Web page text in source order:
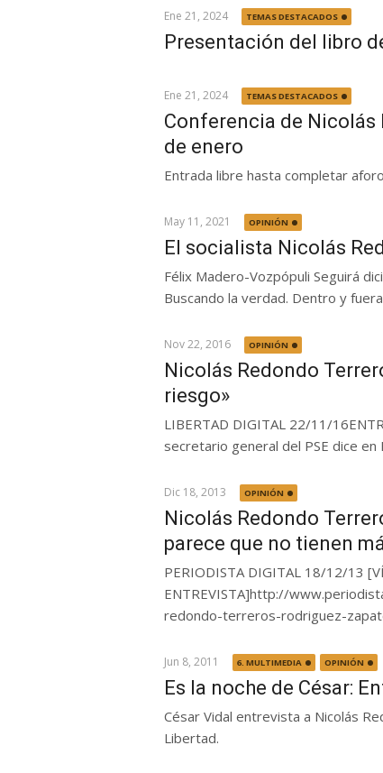
Ene 21, 2024 TEMAS DESTACADOS
Presentación del libro
Ene 21, 2024 TEMAS DESTACADOS
Conferencia de Nicolás
de enero
Entrada libre hasta completar
May 11, 2021 OPINIÓN
El socialista Nicolás
Félix Madero-Vozpópuli Seguirá
Buscando la verdad. Dentro y
Nov 22, 2016 OPINIÓN
Nicolás Redondo
riesgo»
LIBERTAD DIGITAL 22/11/
secretario general del PSE dice en
Dic 18, 2013 OPINIÓN
Nicolás Redondo
parece que no tienen
PERIODISTA DIGITAL 18/12/13
ENTREVISTA]http://
redondo-terreros-rodriguez-
Jun 8, 2011 6. MULTIMEDIA OPINIÓN
Es la noche de César:
César Vidal entrevista a Nicolás
Libertad.